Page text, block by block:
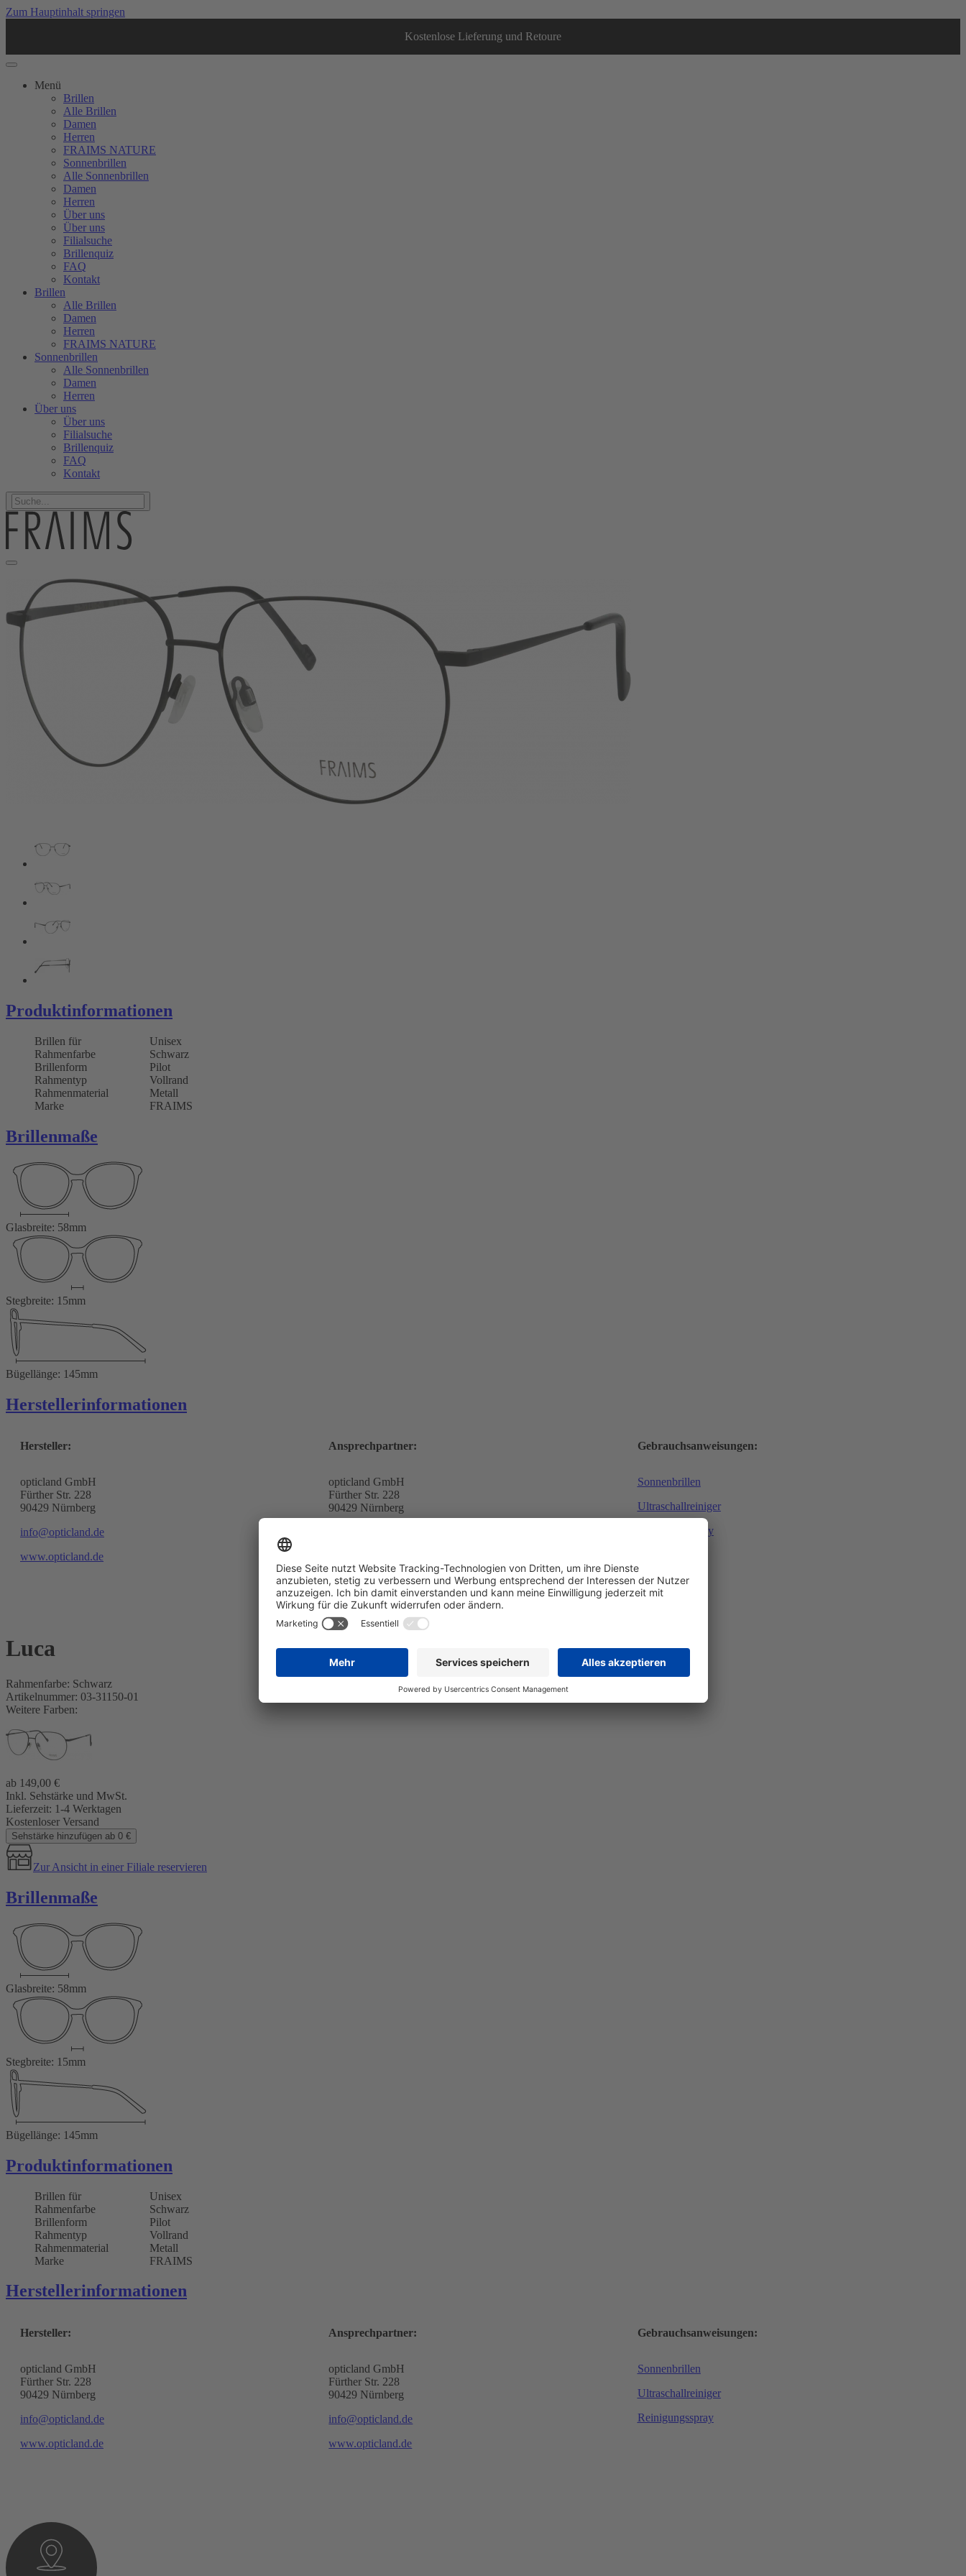
Zum Hauptinhalt springen
Kostenlose Lieferung und Retoure
Menü
Brillen
Alle Brillen
Damen
Herren
FRAIMS NATURE
Sonnenbrillen
Alle Sonnenbrillen
Damen
Herren
Über uns
Über uns
Filialsuche
Brillenquiz
FAQ
Kontakt
Brillen
Alle Brillen
Damen
Herren
FRAIMS NATURE
Sonnenbrillen
Alle Sonnenbrillen
Damen
Herren
Über uns
Über uns
Filialsuche
Brillenquiz
FAQ
Kontakt
Produktinformationen
Brillen für
Unisex
Rahmenfarbe
Schwarz
Brillenform
Pilot
Rahmentyp
Vollrand
Rahmenmaterial
Metall
Marke
FRAIMS
Brillenmaße
Glasbreite: 58mm
Stegbreite: 15mm
Bügellänge: 145mm
Herstellerinformationen
Hersteller:
opticland GmbH
Fürther Str. 228
90429 Nürnberg
info@opticland.de
www.opticland.de
Ansprechpartner:
opticland GmbH
Fürther Str. 228
90429 Nürnberg
Gebrauchsanweisungen:
Sonnenbrillen
Ultraschallreiniger
Reinigungsspray
Luca
Rahmenfarbe: Schwarz
Artikelnummer: 03-31150-01
Weitere Farben:
ab 149,00 €
Inkl. Sehstärke und MwSt.
Lieferzeit: 1-4 Werktagen
Kostenloser Versand
Sehstärke hinzufügen ab 0 €
Zur Ansicht in einer Filiale reservieren
Brillenmaße
Glasbreite: 58mm
Stegbreite: 15mm
Bügellänge: 145mm
Produktinformationen
Brillen für
Unisex
Rahmenfarbe
Schwarz
Brillenform
Pilot
Rahmentyp
Vollrand
Rahmenmaterial
Metall
Marke
FRAIMS
Herstellerinformationen
Hersteller:
opticland GmbH
Fürther Str. 228
90429 Nürnberg
info@opticland.de
www.opticland.de
Ansprechpartner:
opticland GmbH
Fürther Str. 228
90429 Nürnberg
info@opticland.de
www.opticland.de
Gebrauchsanweisungen:
Sonnenbrillen
Ultraschallreiniger
Reinigungsspray